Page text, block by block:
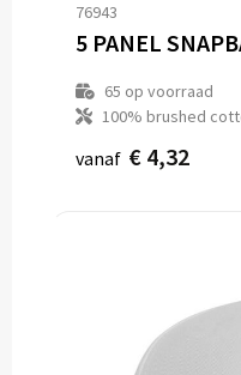
76943
5 PANEL
65 op voorraad
100% brushed
vanaf € 4,32